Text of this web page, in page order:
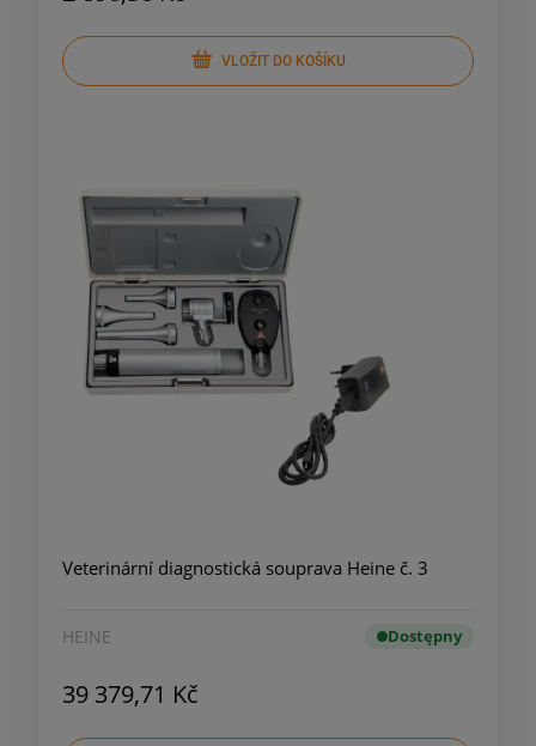
VLOŽIT DO KOŠÍKU
Veterinární diagnostická souprava Heine č. 3
HEINE Dostępny
39 379,71 Kč